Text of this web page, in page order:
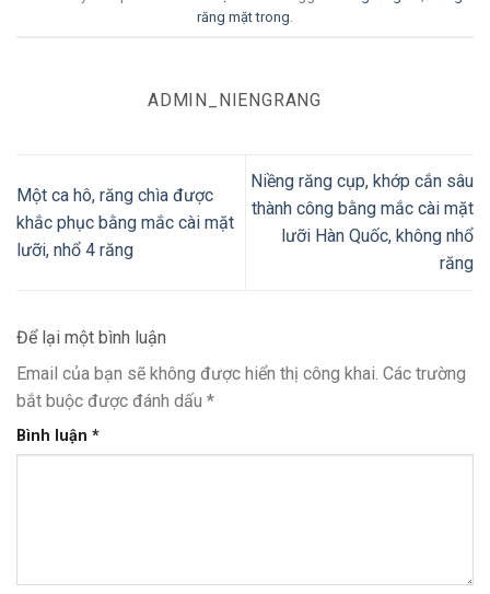
răng mặt trong
ADMIN_NIENGRANG
Một ca hô, răng chìa được
khắc phục bằng mắc cài mặt
lưỡi, nhổ 4 răng
Niềng răng cụp, khớp cắn sâu
thành công bằng mắc cài mặt
lưỡi Hàn Quốc, không nhổ
răng
Để lại một bình luận
Email của bạn sẽ không được hiển thị công khai. Các trường
bắt buộc được đánh dấu *
Bình luận *